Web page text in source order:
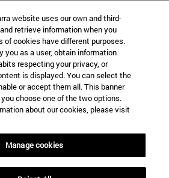
website uses our own and third-
retrieve information when you
of cookies have different purposes.
you as a user, obtain information
respecting your privacy, or
is displayed. You can select the
or accept them all. This banner
choose one of the two options.
about our cookies, please visit
Manage cookies